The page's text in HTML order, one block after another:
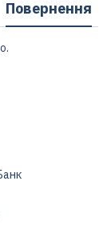
Повернення